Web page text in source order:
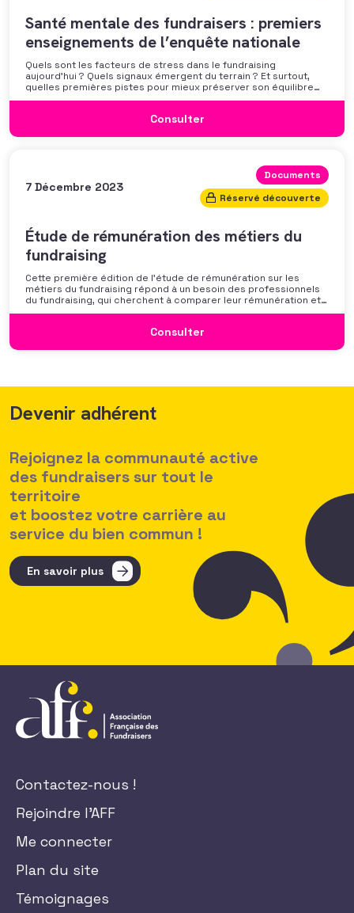
Santé mentale des fundraisers : premiers
enseignements de l’enquête nationale
Quels sont les facteurs de stress dans le fundraising
aujourd’hui ? Quels signaux émergent du terrain ? Et surtout,
quelles premières pistes pour mieux préserver son équilibre
professionnel ? L’AFF vous propose un webinaire pour découvrir
discussion autour des mécanismes
Consulter
7 Décembre 2023
Documents
Réservé découverte
Étude de rémunération des métiers du
fundraising
Cette première édition de l’étude de rémunération sur les
métiers du fundraising répond à un besoin des professionnels
du fundraising, qui cherchent à comparer leur rémunération et à
se positionner. Elle répond également à une préoccupation
des politiques salariales comme un enjeu majeur,
Consulter
Devenir adhérent
Rejoignez la communauté active
des fundraisers sur tout le
territoire
et boostez votre carrière au
service du bien commun !
En savoir plus
Contactez-nous !
Rejoindre l'AFF
Me connecter
Plan du site
Témoignages